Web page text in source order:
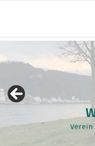
springen